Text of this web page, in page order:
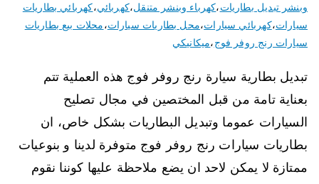
وبنشر تبديل بطاريات،كهرباء وبنشر متنقل،كهربائي،كهربائي بطاريات
سيارات،كهربائي سيارات،محل بطاريات سيارات،محلات بيع بطاريات
سيارات رنج روفر فوج،ميكانيكي
تبديل بطارية سيارة رنج روفر فوج هذه العملية تتم
بعناية تامة من قبل المختصين في مجال تصليح
السيارات عموما وتبديل البطاريات بشكل خاص، ان
بطاريات سيارات رنج روفر فوج متوفرة لدينا و بنوعيات
ممتازة لا يمكن لاحد ان يضع ملاحظة عليها كوننا نقوم